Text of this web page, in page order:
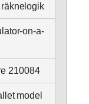
on-a-
210084
model